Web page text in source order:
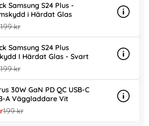
Samsung S24 Plus -
i Härdat Glas
tidigare pris
199 kr
Info
mer
Samsung S24 Plus
I Härdat Glas - Svart
tidigare pris
199 kr
Info
mer
30W GaN PD QC USB-C
A Väggladdare Vit
tidigare pris
199 kr
Info
mer